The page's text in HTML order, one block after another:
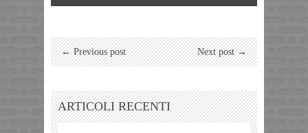
← Previous post Next post →
ARTICOLI RECENTI